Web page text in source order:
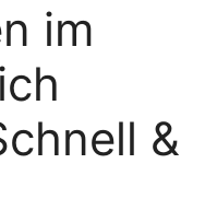
im
&